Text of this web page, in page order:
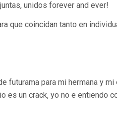
unidos forever and ever!
que coincidan tanto en
para mi hermana y mi
es un crack, yo no e entiendo